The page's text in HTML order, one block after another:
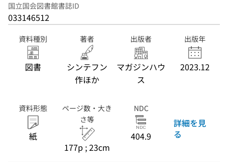
国立国会図書館書誌ID
033146512
資料種別
図書
著者
シンテフン
作ほか
出版者
マガジンハウ
ス
出版年
2023.12
資料形態
紙
ページ数・大き
さ等
177p ; 23cm
NDC
404.9
詳細を見
る